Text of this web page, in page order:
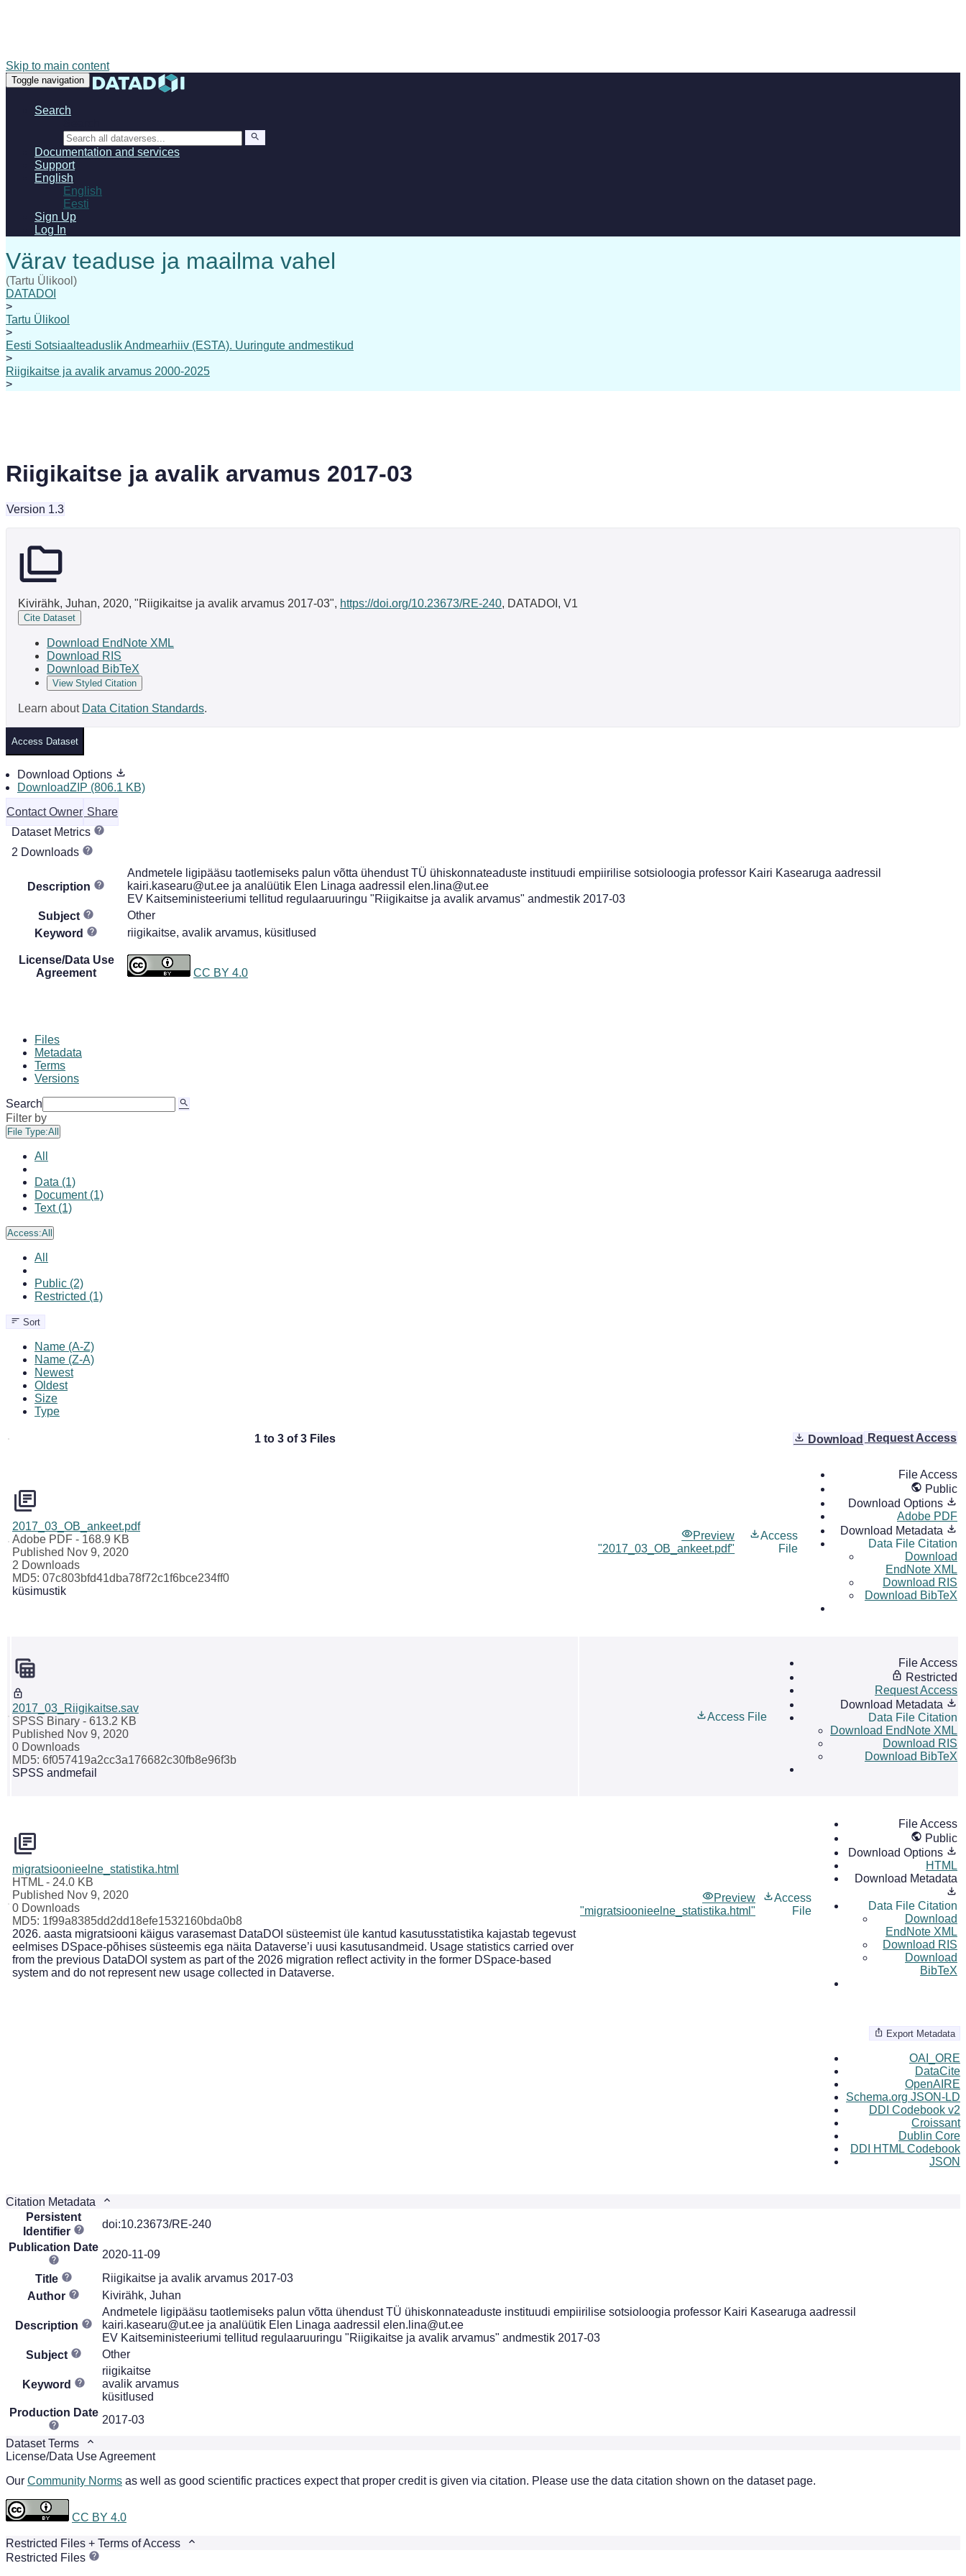
Skip to main content
Toggle navigation
Search
Documentation and services
Support
English
English
Eesti
Sign Up
Log In
(Tartu Ülikool)
DATADOI
>
Tartu Ülikool
>
Eesti Sotsiaalteaduslik Andmearhiiv (ESTA). Uuringute andmestikud
>
Riigikaitse ja avalik arvamus 2000-2025
>
Riigikaitse ja avalik arvamus 2017-03
Version 1.3
Kivirähk, Juhan, 2020, "Riigikaitse ja avalik arvamus 2017-03", https://doi.org/10.23673/RE-240, DATADOI, V1
Cite Dataset
Download EndNote XML
Download RIS
Download BibTeX
View Styled Citation
Learn about Data Citation Standards.
Access Dataset
Download Options
DownloadZIP (806.1 KB)
Contact Owner Share
Dataset Metrics
2 Downloads
Description
Andmetele ligipääsu taotlemiseks palun võtta ühendust TÜ ühiskonnateaduste instituudi empiirilise sotsioloogia professor Kairi Kasearuga aadressil
kairi.kasearu@ut.ee ja analüütik Elen Linaga aadressil elen.lina@ut.ee
EV Kaitseministeeriumi tellitud regulaaruuringu "Riigikaitse ja avalik arvamus" andmestik 2017-03
Subject
Other
Keyword
riigikaitse, avalik arvamus, küsitlused
License/Data Use
Agreement
CC BY 4.0
Files
Metadata
Terms
Versions
Search
Filter by
File Type:All
All
Data (1)
Document (1)
Text (1)
Access:All
All
Public (2)
Restricted (1)
Sort
Name (A-Z)
Name (Z-A)
Newest
Oldest
Size
Type
1 to 3 of 3 Files Download Request Access
2017_03_OB_ankeet.pdf
Adobe PDF - 168.9 KB
Published Nov 9, 2020
2 Downloads
MD5: 07c803bfd41dba78f72c1f6bce234ff0
küsimustik
Preview
"2017_03_OB_ankeet.pdf"
Access
File
File Access
Public
Download Options
Adobe PDF
Download Metadata
Data File Citation
Download
EndNote XML
Download RIS
Download BibTeX
2017_03_Riigikaitse.sav
SPSS Binary - 613.2 KB
Published Nov 9, 2020
0 Downloads
MD5: 6f057419a2cc3a176682c30fb8e96f3b
SPSS andmefail
Access File
File Access
Restricted
Request Access
Download Metadata
Data File Citation
Download EndNote XML
Download RIS
Download BibTeX
migratsioonieelne_statistika.html
HTML - 24.0 KB
Published Nov 9, 2020
0 Downloads
MD5: 1f99a8385dd2dd18efe1532160bda0b8
2026. aasta migratsiooni käigus varasemast DataDOI süsteemist üle kantud kasutusstatistika kajastab tegevust
eelmises DSpace-põhises süsteemis ega näita Dataverse’i uusi kasutusandmeid. Usage statistics carried over
from the previous DataDOI system as part of the 2026 migration reflect activity in the former DSpace-based
system and do not represent new usage collected in Dataverse.
Preview
"migratsioonieelne_statistika.html"
Access
File
File Access
Public
Download Options
HTML
Download Metadata
Data File Citation
Download
EndNote XML
Download RIS
Download
BibTeX
Export Metadata
OAI_ORE
DataCite
OpenAIRE
Schema.org JSON-LD
DDI Codebook v2
Croissant
Dublin Core
DDI HTML Codebook
JSON
Citation Metadata
Persistent
Identifier
doi:10.23673/RE-240
Publication Date
2020-11-09
Title
Riigikaitse ja avalik arvamus 2017-03
Author
Kivirähk, Juhan
Description
Andmetele ligipääsu taotlemiseks palun võtta ühendust TÜ ühiskonnateaduste instituudi empiirilise sotsioloogia professor Kairi Kasearuga aadressil
kairi.kasearu@ut.ee ja analüütik Elen Linaga aadressil elen.lina@ut.ee
EV Kaitseministeeriumi tellitud regulaaruuringu "Riigikaitse ja avalik arvamus" andmestik 2017-03
Subject
Other
Keyword
riigikaitse
avalik arvamus
küsitlused
Production Date
2017-03
Dataset Terms
License/Data Use Agreement
Our Community Norms as well as good scientific practices expect that proper credit is given via citation. Please use the data citation shown on the dataset page.
CC BY 4.0
Restricted Files + Terms of Access
Restricted Files